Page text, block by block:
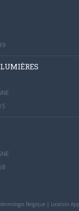
Belgique | Location